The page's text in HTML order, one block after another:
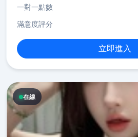
一對一點數
滿意度評分
立即進入
在線